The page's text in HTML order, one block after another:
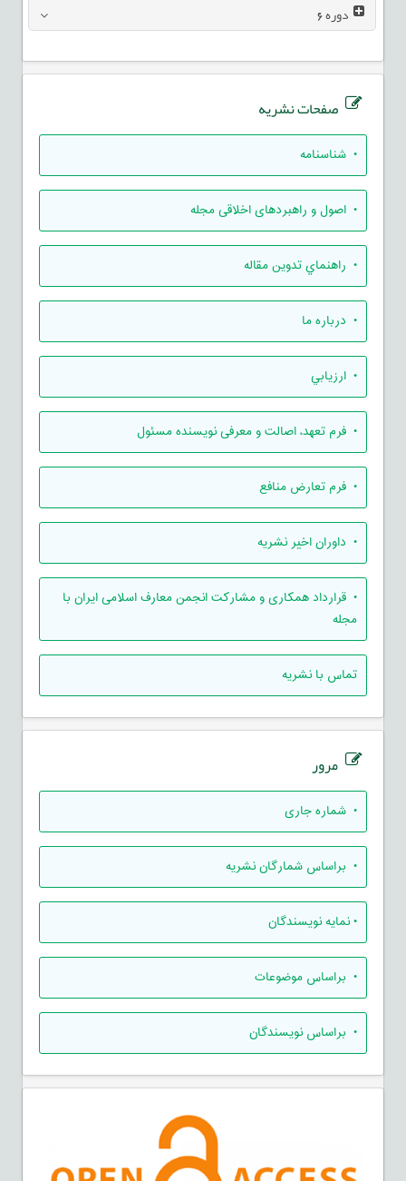
دوره6
صفحات نشریه
• شناسنامه
• اصول و راهبردهای اخلاقی مجله
• راهنماي تدوين مقاله
• درباره ما
• ارزيابي
• فرم تعهد، اصالت و معرفی نویسنده مسئول
• فرم تعارض منافع
• داوران اخیر نشریه
• قرارداد همکاری و مشارکت انجمن معارف اسلامی ایران با
مجله
تماس با نشریه
مرور
• شماره جاری
• براساس شمارگان نشریه
•نمایه نویسندگان
• براساس موضوعات
• براساس نویسندگان